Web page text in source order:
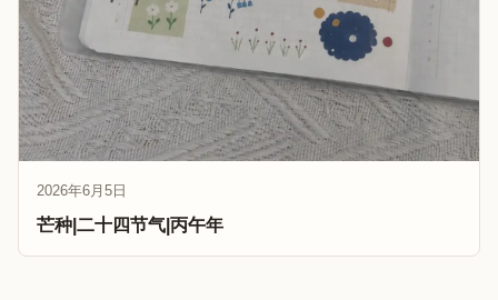
2026年6月5日
芒种|二十四节气|丙午年